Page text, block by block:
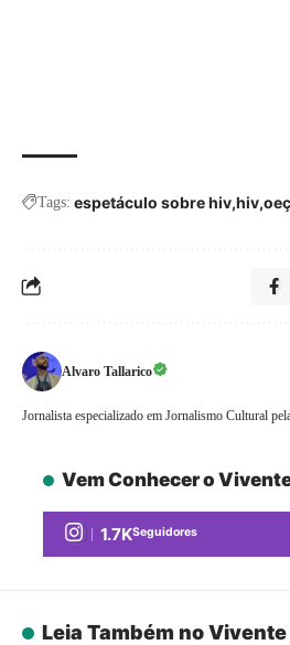
Tags: espetáculo sobre hiv hiv
Alvaro Tallarico
Jornalista especializado em Jornalismo Cultural
Vem Conhecer o
1.7KSeguidores
Leia Também no Vivente